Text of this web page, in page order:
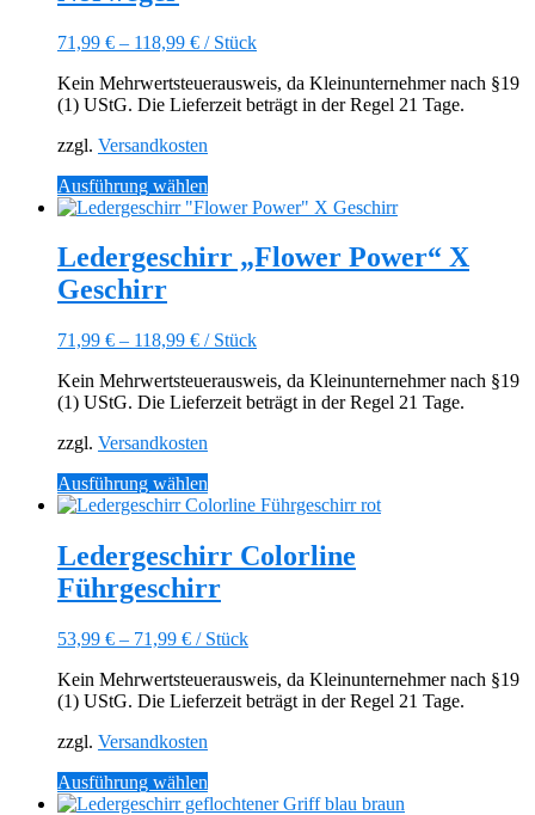
Optionen
können
auf
der
71,99 € – 118,99 € / Stück
Kein Mehrwertsteuerausweis, da Kleinunternehmer nach §19
(1) UStG. Die Lieferzeit beträgt in der Regel 21 Tage.
zzgl. Versandkosten
Ausführung wählen
Produkt
mehrere
Varianten
Optionen
auf
der
Ledergeschirr „Flower Power“ X
Geschirr
71,99 € – 118,99 € / Stück
Kein Mehrwertsteuerausweis, da Kleinunternehmer nach §19
(1) UStG. Die Lieferzeit beträgt in der Regel 21 Tage.
zzgl. Versandkosten
Ausführung wählen
Produkt
mehrere
Varianten
auf.
Optionen
können
auf
der
Ledergeschirr Colorline
Führgeschirr
53,99 € – 71,99 € / Stück
Kein Mehrwertsteuerausweis, da Kleinunternehmer nach §19
(1) UStG. Die Lieferzeit beträgt in der Regel 21 Tage.
zzgl. Versandkosten
Ausführung wählen
Produkt